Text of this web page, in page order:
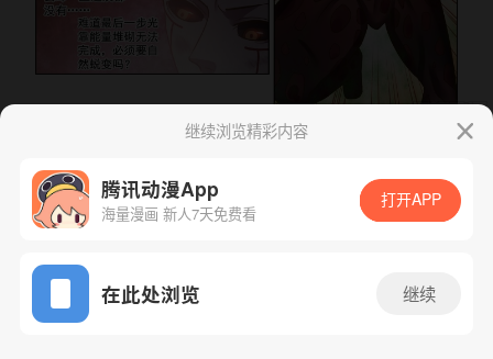
App免费看
下一话 腾漫App免费看
继续浏览精彩内容
腾讯动漫App
海量漫画 新人7天免费看
打开APP
在此处浏览 继续